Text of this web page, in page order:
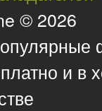
© 2026
и в